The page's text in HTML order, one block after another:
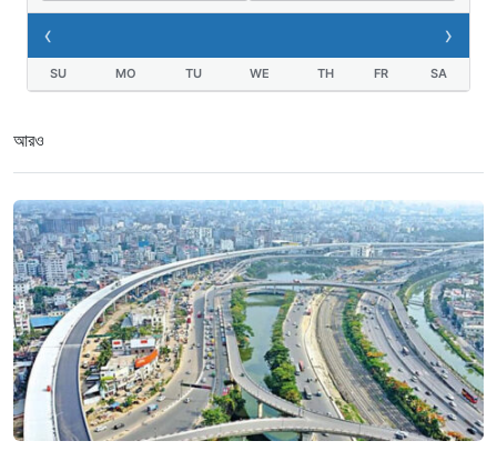
‹ ›
SU MO TU WE TH FR SA
আরও